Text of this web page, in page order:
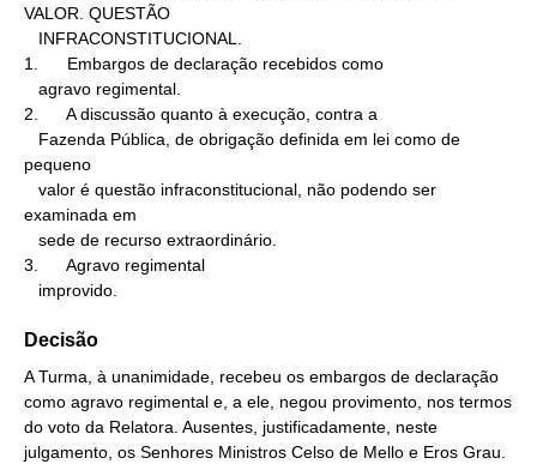
VALOR. QUESTÃO
1.      Embargos de declaração recebidos como
2.      A discussão quanto à execução, contra a
pequeno
examinada em
3.      Agravo regimental
   improvido.
Decisão
A Turma, à unanimidade, recebeu os embargos de declaração
como agravo regimental e, a ele, negou provimento, nos termos
do voto da Relatora. Ausentes, justificadamente, neste
julgamento, os Senhores Ministros Celso de Mello e Eros Grau.